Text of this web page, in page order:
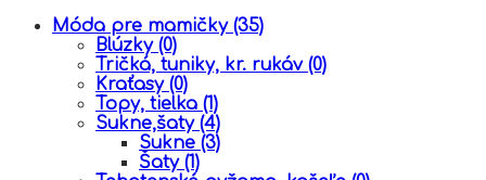
Móda pre mamičky (35)
Blúzky (0)
Tričká, tuniky, kr. rukáv (0)
Kraťasy (0)
Topy, tielka (1)
Sukne,šaty (4)
Sukne (3)
Šaty (1)